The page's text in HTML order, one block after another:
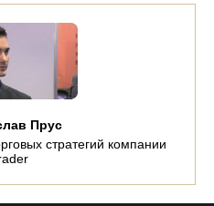
Прус
стратегий компании